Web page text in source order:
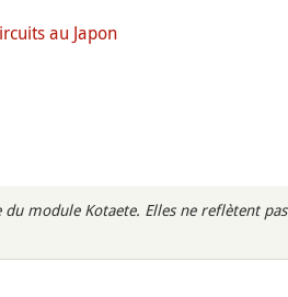
au Japon
module Kotaete. Elles ne reflètent pas